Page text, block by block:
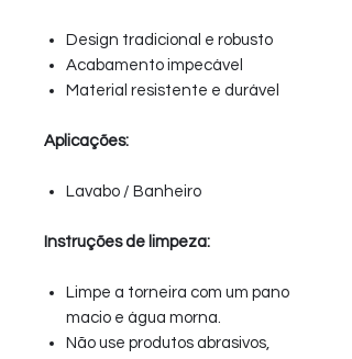
Design tradicional e robusto
Acabamento impecável
Material resistente e durável
Aplicações:
Lavabo / Banheiro
Instruções de limpeza:
Limpe a torneira com um pano
macio e água morna.
Não use produtos abrasivos,